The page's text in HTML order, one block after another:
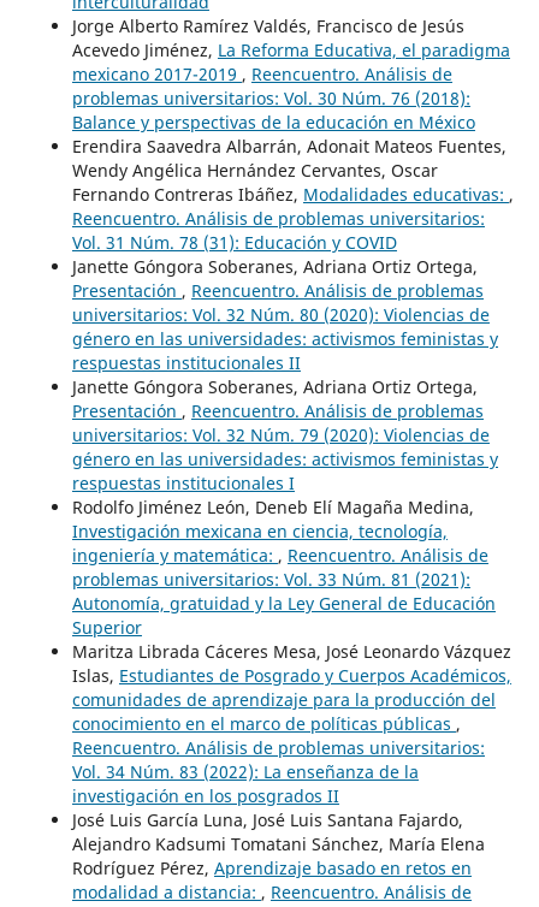
Jorge Alberto Ramírez Valdés, Francisco de Jesús
Acevedo Jiménez, La Reforma Educativa, el paradigma
mexicano 2017-2019 , Reencuentro. Análisis de
problemas universitarios: Vol. 30 Núm. 76 (2018):
Balance y perspectivas de la educación en México
Erendira Saavedra Albarrán, Adonait Mateos Fuentes,
Wendy Angélica Hernández Cervantes, Oscar
Fernando Contreras Ibáñez, Modalidades educativas: ,
Reencuentro. Análisis de problemas universitarios:
Vol. 31 Núm. 78 (31): Educación y COVID
Janette Góngora Soberanes, Adriana Ortiz Ortega,
Presentación , Reencuentro. Análisis de problemas
universitarios: Vol. 32 Núm. 80 (2020): Violencias de
género en las universidades: activismos feministas y
respuestas institucionales II
Janette Góngora Soberanes, Adriana Ortiz Ortega,
Presentación , Reencuentro. Análisis de problemas
universitarios: Vol. 32 Núm. 79 (2020): Violencias de
género en las universidades: activismos feministas y
respuestas institucionales I
Rodolfo Jiménez León, Deneb Elí Magaña Medina,
Investigación mexicana en ciencia, tecnología,
ingeniería y matemática: , Reencuentro. Análisis de
problemas universitarios: Vol. 33 Núm. 81 (2021):
Autonomía, gratuidad y la Ley General de Educación
Superior
Maritza Librada Cáceres Mesa, José Leonardo Vázquez
Islas, Estudiantes de Posgrado y Cuerpos Académicos,
comunidades de aprendizaje para la producción del
conocimiento en el marco de políticas públicas ,
Reencuentro. Análisis de problemas universitarios:
Vol. 34 Núm. 83 (2022): La enseñanza de la
investigación en los posgrados II
José Luis García Luna, José Luis Santana Fajardo,
Alejandro Kadsumi Tomatani Sánchez, María Elena
Rodríguez Pérez, Aprendizaje basado en retos en
modalidad a distancia: , Reencuentro. Análisis de